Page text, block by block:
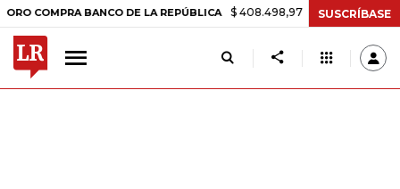
BANCO DE LA REPÚBLICA $ 408.498,97 +$ 8.753,81 +2,19%
SUSCRÍBASE